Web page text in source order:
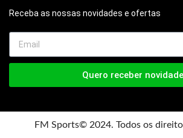
Receba as nossas novidades e ofertas
Quero receber
FM Sports© 2024. Todos os